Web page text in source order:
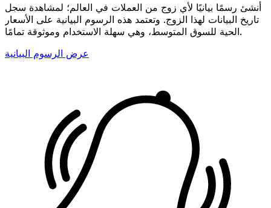
أنشئ رسمًا بيانيًا لأي زوج من العملات في العالم؛ لمشاهدة سجل
تاريخ البيانات لهذا الزوج. وتعتمد هذه الرسوم البيانية على الأسعار
الحية للسوق المتوسط، وهي سهلة الاستخدام وموثوقة تمامًا.
عرض الرسوم البيانية